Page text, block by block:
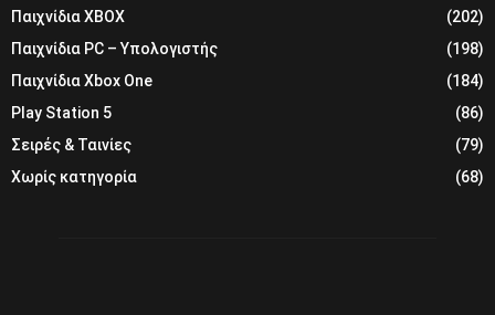
Παιχνίδια XBOX
(202)
Παιχνίδια PC – Υπολογιστής
(198)
Παιχνίδια Xbox One
(184)
Play Station 5
(86)
Σειρές & Ταινίες
(79)
Χωρίς κατηγορία
(68)